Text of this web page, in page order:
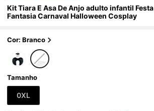
Kit Tiara E Asa De Anjo adulto infantil Festa
Fantasia Carnaval Halloween Cosplay
Cor: Branco
Tamanho
0XL